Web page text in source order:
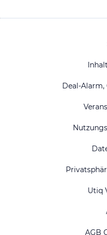
Deal-Alarm,
Utiq
AGB